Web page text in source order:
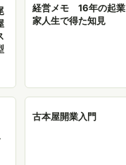
経営メモ 16年の起業
家人生で得た知見
古本屋開業入門